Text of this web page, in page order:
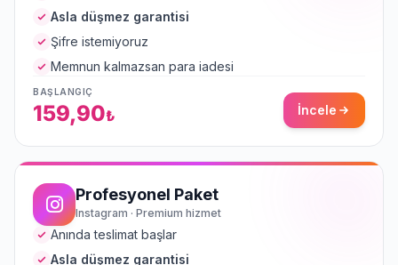
Asla düşmez garantisi
Şifre istemiyoruz
Memnun kalmazsan para iadesi
BAŞLANGIÇ
159,90₺ İncele
Profesyonel Paket
Instagram · Premium hizmet
Anında teslimat başlar
Asla düşmez garantisi